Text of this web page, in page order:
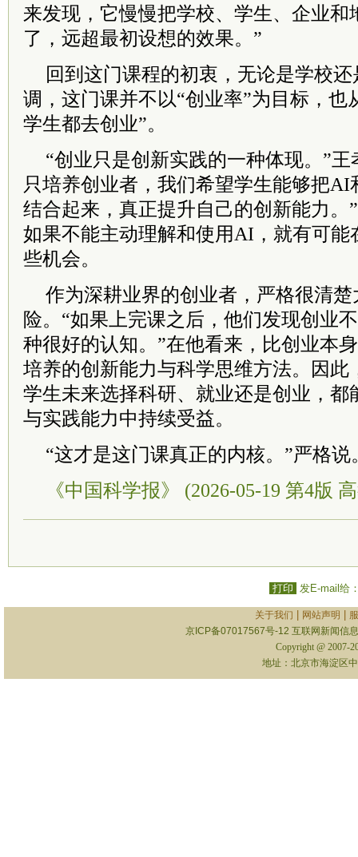
来发现，它慢慢把学校、学生、企业和
了，远超最初设想的效果。”
回到这门课程的初衷，无论是学校
调，这门课并不以“创业率”为目标，也
学生都去创业”。
“创业只是创新实践的一种体现。”
只培养创业者，我们希望学生能够把AI
结合起来，真正提升自己的创新能力。
如果不能主动理解和使用AI，就有可能
些机会。
作为深耕业界的创业者，严格很清
险。“如果上完课之后，他们发现创业
种很好的认知。”在他看来，比创业本
培养的创新能力与科学思维方法。因此
学生未来选择科研、就业还是创业，都
与实践能力中持续受益。
“这才是这门课真正的内核。”严格说
《中国科学报》 (2026-05-19 第4版
打印 发E-mail给
关于我们 网站声明
京ICP备07017567号-12 互联网新闻信
Copyright @ 2007-
地址：北京市海淀区